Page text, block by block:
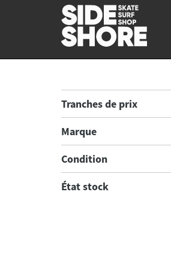
Tranches de prix
Marque
Condition
État stock